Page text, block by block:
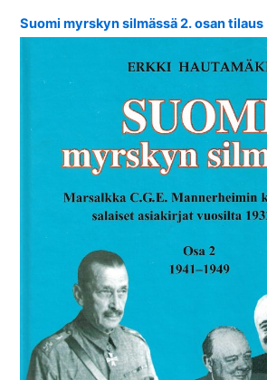
Suomi myrskyn silmässä 2. osan tilaus